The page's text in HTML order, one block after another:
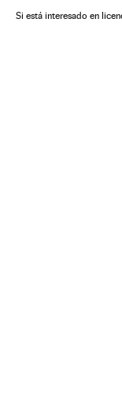
Si está interesado en